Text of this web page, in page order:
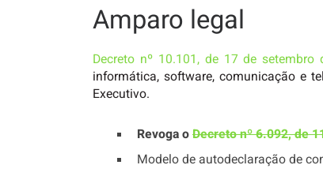
Amparo legal
Decreto nº 10.101, de 17 de setembro
informática, software, comunicação e
Executivo.
Revoga oDecreto nº 6.092, de
Modelo de autodeclaração de